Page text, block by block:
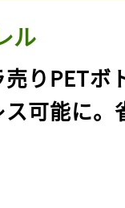
ル
売りPETボ
可能に。